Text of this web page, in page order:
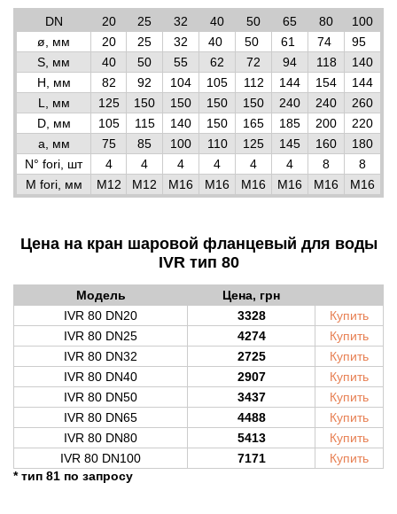
DN 20 25 32 40 50 65 80
100
ø, мм
20 25 32 40 50 61 74
95
S, мм
40 50 55 62 72 94 118
140
H, мм
82 92 104 105 112 144 154
144
L, мм
125 150 150 150 150 240 240
260
D, мм
105 115 140 150 165 185 200
220
a, мм
75 85 100 110 125 145 160
180
N° fori, шт
4 4 4 4 4 4 8
8
M fori, мм
М12 М12 М16 М16 М16 М16 М16 М16
Цена на кран шаровой фланцевый для воды
IVR тип 80
Модель
Цена, грн
IVR 80 DN20
3328
Купить
IVR 80 DN25
4274
Купить
IVR 80 DN32
2725
Купить
IVR 80 DN40
2907
Купить
IVR 80 DN50
3437
Купить
IVR 80 DN65
4488
Купить
IVR 80 DN80
5413
Купить
IVR 80 DN100
7171
Купить
* тип 81 по запросу